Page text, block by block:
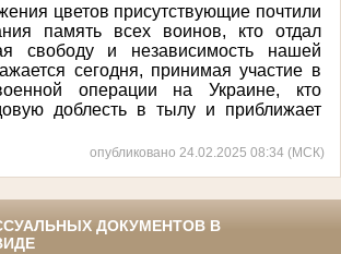
цветов присутствующие почтили
память всех воинов, кто отдал
свободу и независимость нашей
сегодня, принимая участие в
операции на Украине, кто
доблесть в тылу и приближает
опубликовано 24.02.2025 08:34 (МСК)
ДОКУМЕНТОВ В